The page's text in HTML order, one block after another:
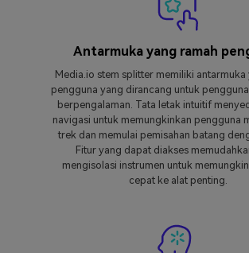
Antarmuka yang ramah
Media.io stem splitter memiliki antarmuka
pengguna yang dirancang untuk
berpengalaman. Tata letak intuitif
navigasi untuk memungkinkan pengguna
trek dan memulai pemisahan batang
Fitur yang dapat diakses
mengisolasi instrumen untuk
cepat ke alat penting.